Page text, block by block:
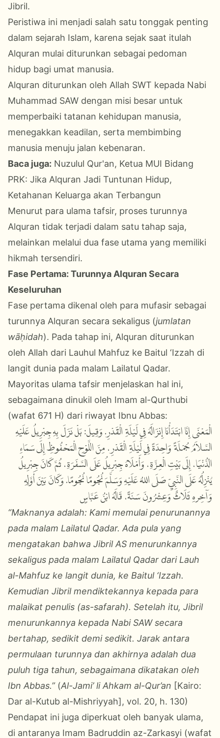
Jibril.
Peristiwa ini menjadi salah satu tonggak penting
dalam sejarah Islam, karena sejak saat itulah
Alquran mulai diturunkan sebagai pedoman
hidup bagi umat manusia.
Alquran diturunkan oleh Allah SWT kepada Nabi
Muhammad SAW dengan misi besar untuk
memperbaiki tatanan kehidupan manusia,
menegakkan keadilan, serta membimbing
manusia menuju jalan kebenaran.
Baca juga: Nuzulul Qur'an, Ketua MUI Bidang
PRK: Jika Alquran Jadi Tuntunan Hidup,
Ketahanan Keluarga akan Terbangun
Menurut para ulama tafsir, proses turunnya
Alquran tidak terjadi dalam satu tahap saja,
melainkan melalui dua fase utama yang memiliki
hikmah tersendiri.
Fase Pertama: Turunnya Alquran Secara
Keseluruhan
Fase pertama dikenal oleh para mufasir sebagai
turunnya Alquran secara sekaligus (jumlatan
wāḥidah). Pada tahap ini, Alquran diturunkan
oleh Allah dari Lauhul Mahfuz ke Baitul ‘Izzah di
langit dunia pada malam Lailatul Qadar.
Mayoritas ulama tafsir menjelaskan hal ini,
sebagaimana dinukil oleh Imam al-Qurthubi
(wafat 671 H) dari riwayat Ibnu Abbas:
الْمَعْنَى إِنَّا ابْتَدَأْنَا إِنْزَالَهُ فِي لَيْلَةِ الْقَدْرِ. وَقِيلَ: بَلْ نَزَلَ بِهِ جِبْرِيلُ عَلَيْهِ
السَّلاَمُ جُمْلَةً وَاحِدَةً فِي لَيْلَةِ الْقَدْرِ، مِنَ اللَّوْحِ الْمَحْفُوظِ إِلَى سَمَاءِ
الدُّنْيَا، إِلَى بَيْتِ الْعِزَّةِ، وَأَمْلَاهُ جِبْرِيلُ عَلَى السَّفَرَةِ، ثُمَّ كَانَ جِبْرِيلُ
يُنْزِلُهُ عَلَى النَّبِيِّ صَلَى اللهُ عَلَيْهِ وَسَلَّمَ نُجُومًا نُجُومًا. وَكَانَ بَيْنَ أَوَّلِهِ
وَآخِرهِ ثَلَاثٌ وَعِشْرُونَ سَنَةً، قَالَهُ ابْنُ عَبَّاسٍ
“Maknanya adalah: Kami memulai penurunannya
pada malam Lailatul Qadar. Ada pula yang
mengatakan bahwa Jibril AS menurunkannya
sekaligus pada malam Lailatul Qadar dari Lauh
al-Mahfuz ke langit dunia, ke Baitul ‘Izzah.
Kemudian Jibril mendiktekannya kepada para
malaikat penulis (as-safarah). Setelah itu, Jibril
menurunkannya kepada Nabi SAW secara
bertahap, sedikit demi sedikit. Jarak antara
permulaan turunnya dan akhirnya adalah dua
puluh tiga tahun, sebagaimana dikatakan oleh
Ibn Abbas.”(Al-Jami’ li Ahkam al-Qur’an [Kairo:
Dar al-Kutub al-Mishriyyah], vol. 20, h. 130)
Pendapat ini juga diperkuat oleh banyak ulama,
di antaranya Imam Badruddin az-Zarkasyi (wafat